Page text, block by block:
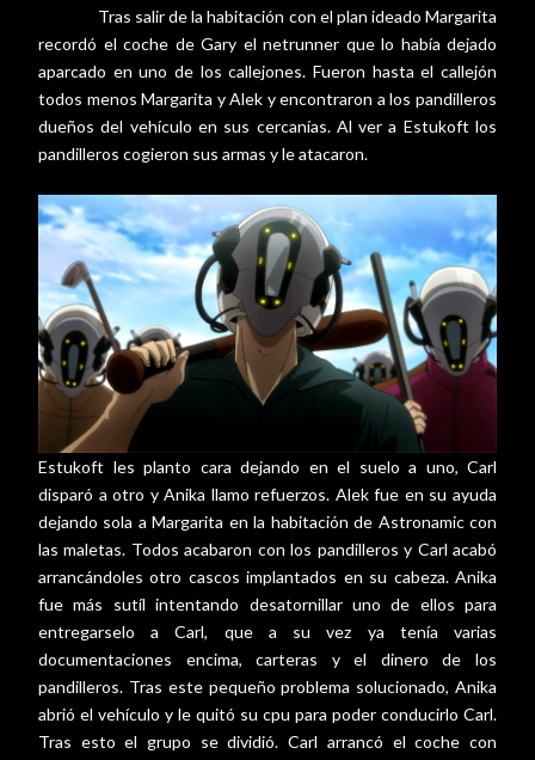
Tras salir de la habitación con el plan ideado Margarita
recordó el coche de Gary el netrunner que lo había dejado
aparcado en uno de los callejones. Fueron hasta el callejón
todos menos Margarita y Alek y encontraron a los pandilleros
dueños del vehículo en sus cercanías. Al ver a Estukoft los
pandilleros cogieron sus armas y le atacaron.
Estukoft les planto cara dejando en el suelo a uno, Carl
disparó a otro y Anika llamo refuerzos. Alek fue en su ayuda
dejando sola a Margarita en la habitación de Astronamic con
las maletas. Todos acabaron con los pandilleros y Carl acabó
arrancándoles otro cascos implantados en su cabeza. Anika
fue más sutíl intentando desatornillar uno de ellos para
entregarselo a Carl, que a su vez ya tenía varias
documentaciones encima, carteras y el dinero de los
pandilleros. Tras este pequeño problema solucionado, Anika
abrió el vehículo y le quitó su cpu para poder conducirlo Carl.
Tras esto el grupo se dividió. Carl arrancó el coche con